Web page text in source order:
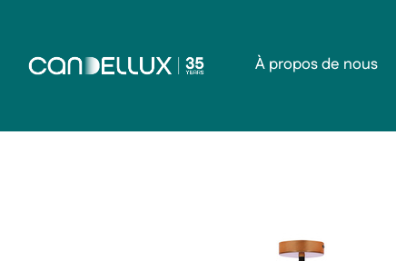
À propos de nous